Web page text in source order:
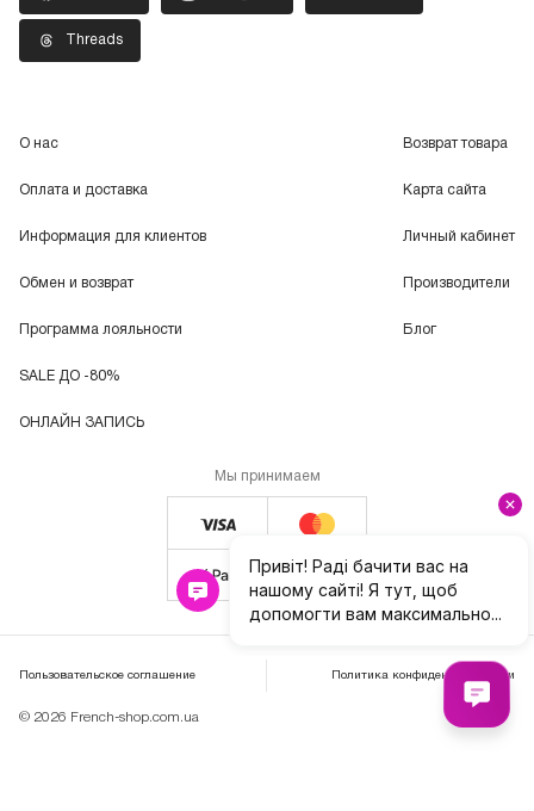
Threads
О нас
Оплата и доставка
Информация для клиентов
Обмен и возврат
Программа лояльности
SALE ДО -80%
ОНЛАЙН ЗАПИСЬ
Возврат товара
Карта сайта
Личный кабинет
Производители
Блог
Мы принимаем
© 2026 French-shop.com.ua
Пользовательское соглашение Политика конфиденциальности